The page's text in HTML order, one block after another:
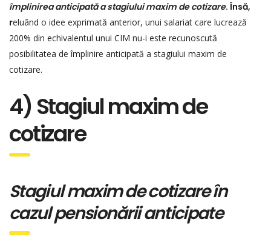
împlinirea anticipată a stagiului maxim de cotizare. Însă,
reluând o idee exprimată anterior, unui salariat care lucrează
200% din echivalentul unui CIM nu-i este recunoscută
posibilitatea de împlinire anticipată a stagiului maxim de
cotizare.
4) Stagiul maxim de
cotizare
Stagiul maxim de cotizare în
cazul pensionării anticipate